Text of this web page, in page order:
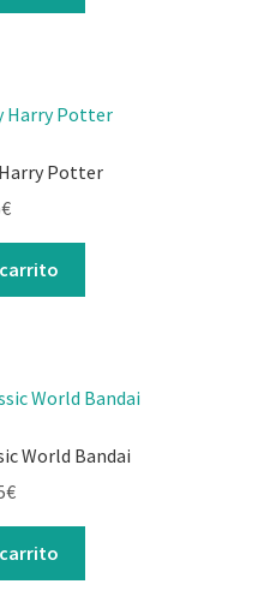
Potter
€
World Bandai
€